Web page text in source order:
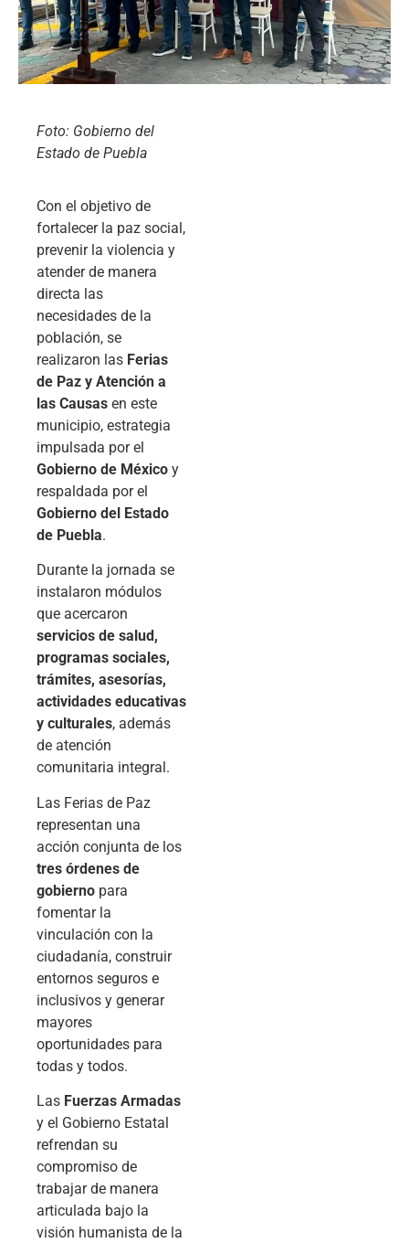
Foto: Gobierno del
Estado de Puebla
Con el objetivo de
fortalecer la paz social,
prevenir la violencia y
atender de manera
directa las
necesidades de la
población, se
realizaron las Ferias
de Paz y Atención a
las Causas en este
municipio, estrategia
impulsada por el
Gobierno de México y
respaldada por el
Gobierno del Estado
de Puebla.
Durante la jornada se
instalaron módulos
que acercaron
servicios de salud,
programas sociales,
trámites, asesorías,
actividades educativas
y culturales, además
de atención
comunitaria integral.
Las Ferias de Paz
representan una
acción conjunta de los
tres órdenes de
gobierno para
fomentar la
vinculación con la
ciudadanía, construir
entornos seguros e
inclusivos y generar
mayores
oportunidades para
todas y todos.
Las Fuerzas Armadas
y el Gobierno Estatal
refrendan su
compromiso de
trabajar de manera
articulada bajo la
visión humanista de la